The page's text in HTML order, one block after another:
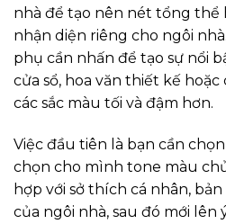
nhà để tạo nên nét tổng thể
nhận diện riêng cho ngôi
phụ cần nhấn để tạo sự nổi
cửa sổ, hoa văn thiết kế
các sắc màu tối và đậm hơn.
Việc đầu tiên là bạn cần
chọn cho mình tone màu
hợp với sở thích cá nhân,
của ngôi nhà, sau đó mới lên